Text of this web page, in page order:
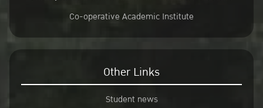
Co-operative Academic Institute
Other Links
Student news